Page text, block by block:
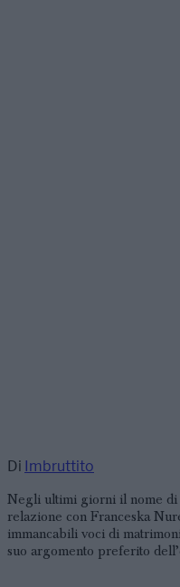
Di Imbruttito
Negli ultimi giorni il nome di
relazione con Franceska
immancabili voci di
suo argomento preferito